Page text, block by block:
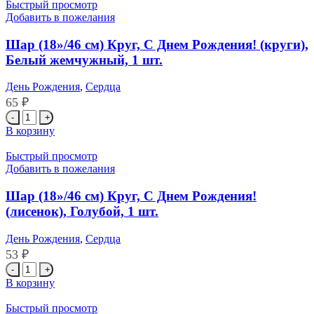
см)
Днем
Рождения!
1
шт.
Быстрый просмотр
Добавить в пожелания
Шар (18»/46 см) Круг, С Днем Рождения! (круги),
Белый жемчужный, 1 шт.
День Рождения, Сердца
65 ₽
Количество
товара
Шар
(18''/46
см)
Днем
Рождения!
Белый
жемчужный,
1
шт.
В корзину
Быстрый просмотр
Добавить в пожелания
Шар (18»/46 см) Круг, С Днем Рождения!
(лисенок), Голубой, 1 шт.
День Рождения, Сердца
53 ₽
Количество
товара
Шар
(18''/46
В корзину
Быстрый просмотр